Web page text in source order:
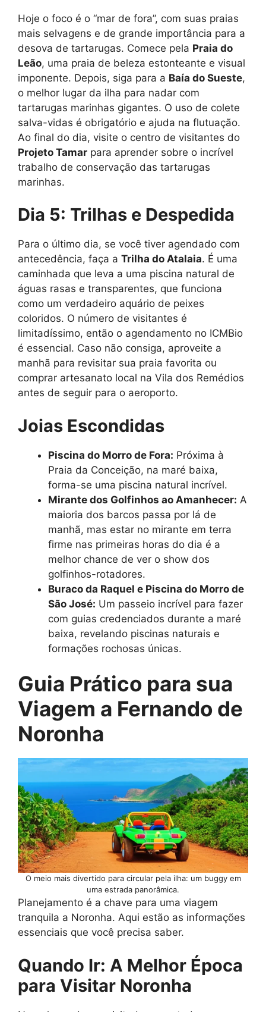
Hoje o foco é o “mar de fora”, com suas praias
mais selvagens e de grande importância para a
desova de tartarugas. Comece pela Praia do
Leão, uma praia de beleza estonteante e visual
imponente. Depois, siga para a Baía do Sueste,
o melhor lugar da ilha para nadar com
tartarugas marinhas gigantes. O uso de colete
salva-vidas é obrigatório e ajuda na flutuação.
Ao final do dia, visite o centro de visitantes do
Projeto Tamar para aprender sobre o incrível
trabalho de conservação das tartarugas
marinhas.
Dia 5: Trilhas e Despedida
Para o último dia, se você tiver agendado com
antecedência, faça a Trilha do Atalaia. É uma
caminhada que leva a uma piscina natural de
águas rasas e transparentes, que funciona
como um verdadeiro aquário de peixes
coloridos. O número de visitantes é
limitadíssimo, então o agendamento no ICMBio
é essencial. Caso não consiga, aproveite a
manhã para revisitar sua praia favorita ou
comprar artesanato local na Vila dos Remédios
antes de seguir para o aeroporto.
Joias Escondidas
Piscina do Morro de Fora: Próxima à
Praia da Conceição, na maré baixa,
forma-se uma piscina natural incrível.
Mirante dos Golfinhos ao Amanhecer: A
maioria dos barcos passa por lá de
manhã, mas estar no mirante em terra
firme nas primeiras horas do dia é a
melhor chance de ver o show dos
golfinhos-rotadores.
Buraco da Raquel e Piscina do Morro de
São José: Um passeio incrível para fazer
com guias credenciados durante a maré
baixa, revelando piscinas naturais e
formações rochosas únicas.
Guia Prático para sua
Viagem a Fernando de
Noronha
O meio mais divertido para circular pela ilha: um buggy em
uma estrada panorâmica.
Planejamento é a chave para uma viagem
tranquila a Noronha. Aqui estão as informações
essenciais que você precisa saber.
Quando Ir: A Melhor Época
para Visitar Noronha